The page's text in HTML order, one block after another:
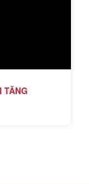
TĂNG